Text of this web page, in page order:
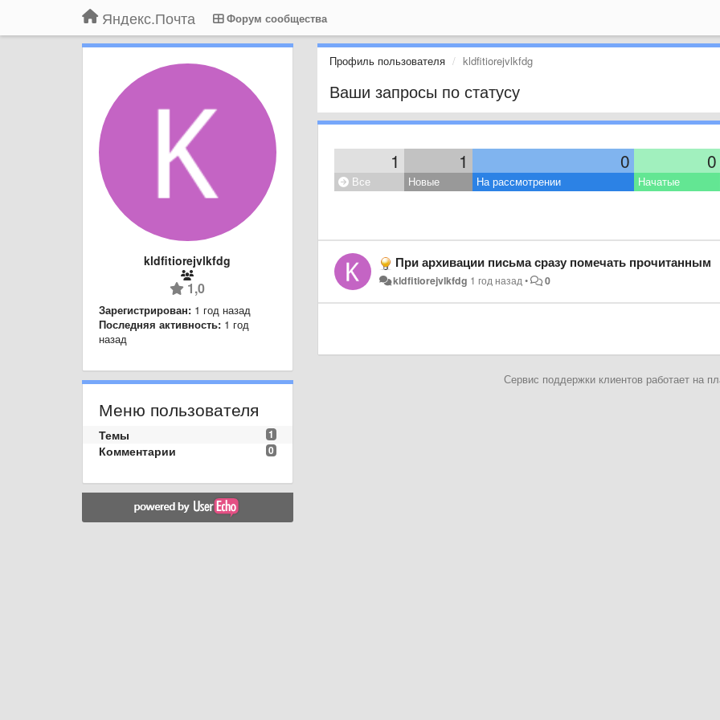
Яндекс.Почта Форум сообщества
kldfitiorejvlkfdg
1,0
Зарегистрирован: 1 год назад
Последняя активность: 1 год
назад
Меню пользователя
1
Темы
0
Комментарии
Профиль пользователя kldfitiorejvlkfdg
Ваши запросы по статусу
1 1 0 0
Все Новые На рассмотрении Начатые
При архивации письма сразу помечать прочитанным
kldfitiorejvlkfdg 1 год назад• 0
Сервис поддержки клиентов работает на